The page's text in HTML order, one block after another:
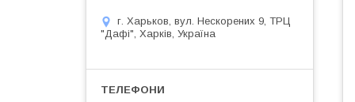
г. Харьков, вул. Нескорених 9, ТРЦ
"Дафі", Харків, Україна